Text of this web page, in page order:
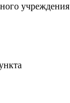
учреждения